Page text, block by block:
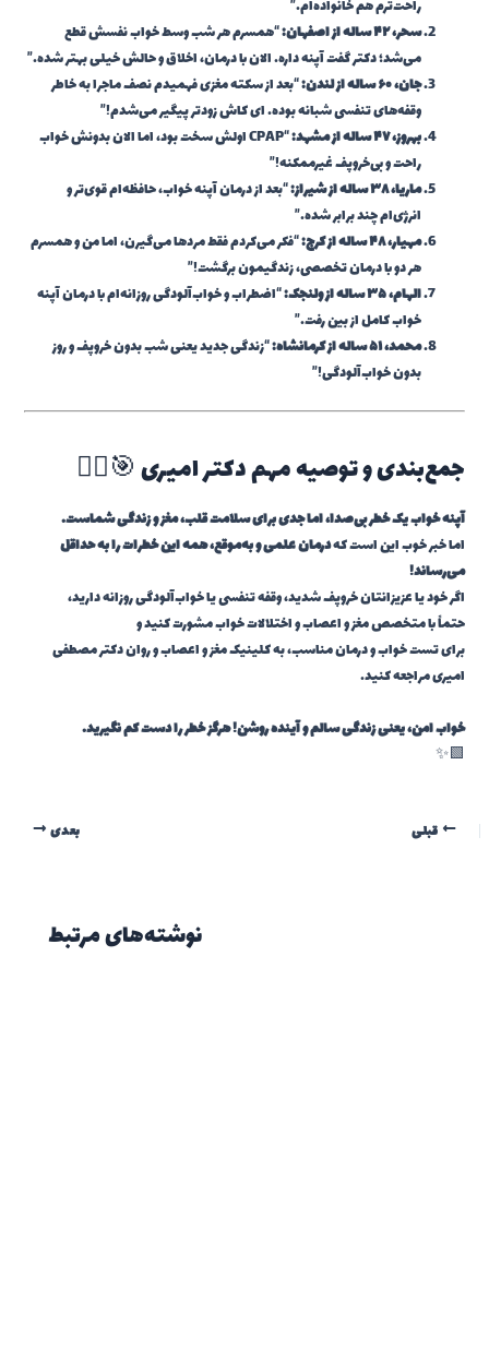
راحت‌ترم هم خانواده‌ام.”
سحر، ۴۲ ساله از اصفهان:
“همسرم هر شب وسط خواب نفسش قطع
می‌شد؛ دکتر گفت آپنه داره. الان با درمان، اخلاق و حالش خیلی بهتر شده.”
جان، ۶۰ ساله از لندن:
“بعد از سکته مغزی فهمیدم نصف ماجرا به خاطر
وقفه‌های تنفسی شبانه بوده. ای کاش زودتر پیگیر می‌شدم!”
بهروز، ۴۷ ساله از مشهد:
“CPAP اولش سخت بود، اما الان بدونش خواب
راحت و بی‌خروپف غیرممکنه!”
ماریا، ۳۸ ساله از شیراز:
“بعد از درمان آپنه خواب، حافظه‌ام قوی‌تر و
انرژی‌ام چند برابر شده.”
مهیار، ۴۸ ساله از کرج:
“فکر می‌کردم فقط مردها می‌گیرن، اما من و همسرم
هر دو با درمان تخصصی، زندگیمون برگشت!”
الهام، ۳۵ ساله از ولنجک:
“اضطراب و خواب‌آلودگی روزانه‌ام با درمان آپنه
خواب کامل از بین رفت.”
محمد، ۵۱ ساله از کرمانشاه:
“زندگی جدید یعنی شب بدون خروپف و روز
بدون خواب‌آلودگی!”
جمع‌بندی و توصیه مهم دکتر امیری 🎯👨‍⚕️
آپنه خواب یک خطر بی‌صدا، اما جدی برای سلامت قلب، مغز و زندگی شماست.
اما خبر خوب این است کهدرمان علمی و به‌موقع، همه این خطرات را به حداقل
می‌رساند!
اگر خود یا عزیزانتان خروپف شدید، وقفه تنفسی یا خواب‌آلودگی روزانه دارید،
حتماً با متخصص مغز و اعصاب و اختلالات خواب مشورت کنید و
برای تست خواب و درمان مناسب، به کلینیک مغز و اعصاب و روان دکتر مصطفی
امیری مراجعه کنید.
خواب امن، یعنی زندگی سالم و آینده روشن! هرگز خطر را دست کم نگیرید.
🟩✨
قبلی بعدی
نوشته‌های مرتبط